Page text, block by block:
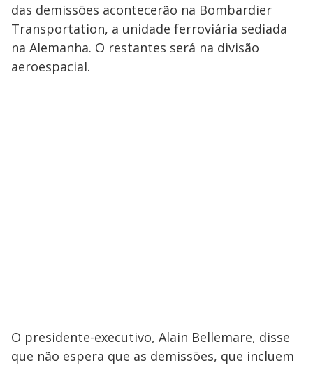
das demissões acontecerão na Bombardier
Transportation, a unidade ferroviária sediada
na Alemanha. O restantes será na divisão
aeroespacial.
O presidente-executivo, Alain Bellemare, disse
que não espera que as demissões, que incluem